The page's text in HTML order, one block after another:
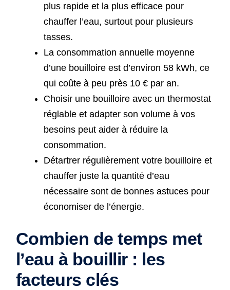
plus rapide et la plus efficace pour
chauffer l’eau, surtout pour plusieurs
tasses.
La consommation annuelle moyenne
d’une bouilloire est d’environ 58 kWh, ce
qui coûte à peu près 10 € par an.
Choisir une bouilloire avec un thermostat
réglable et adapter son volume à vos
besoins peut aider à réduire la
consommation.
Détartrer régulièrement votre bouilloire et
chauffer juste la quantité d’eau
nécessaire sont de bonnes astuces pour
économiser de l’énergie.
Combien de temps met
l’eau à bouillir : les
facteurs clés